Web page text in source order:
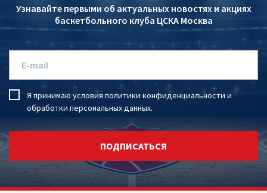
Узнавайте первыми об актуальных новостях и акциях
баскетбольного клуба ЦСКА Москва
Я принимаю условия политики конфиденциальности и
обработки персональных данных.
ПОДПИСАТЬСЯ